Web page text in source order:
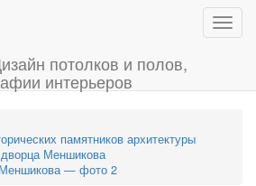
памятников архитектуры
Меншикова
— фото 2